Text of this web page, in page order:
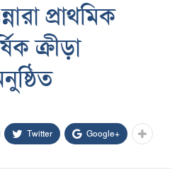
প্রাথমিক
ক্রীড়া
Twitter Google+